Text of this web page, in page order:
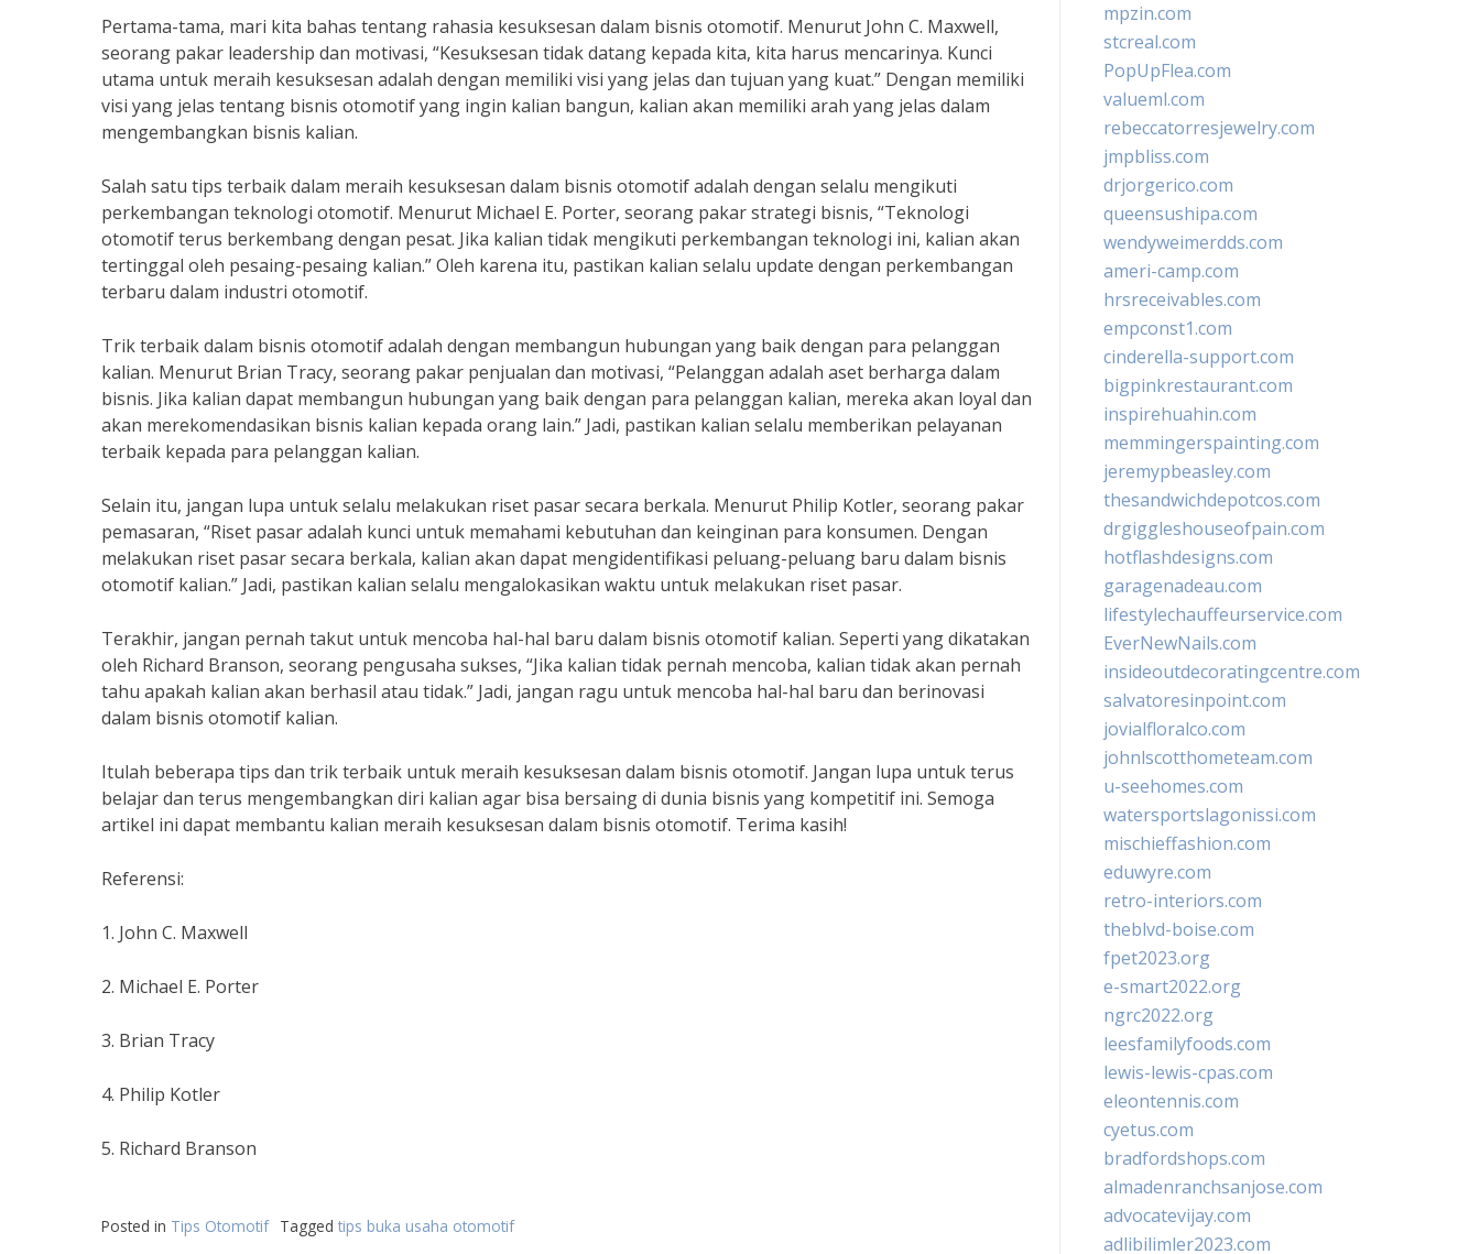
Pertama-tama, mari kita bahas tentang rahasia kesuksesan dalam bisnis otomotif. Menurut John C. Maxwell,
seorang pakar leadership dan motivasi, “Kesuksesan tidak datang kepada kita, kita harus mencarinya. Kunci
utama untuk meraih kesuksesan adalah dengan memiliki visi yang jelas dan tujuan yang kuat.” Dengan memiliki
visi yang jelas tentang bisnis otomotif yang ingin kalian bangun, kalian akan memiliki arah yang jelas dalam
mengembangkan bisnis kalian.
Salah satu tips terbaik dalam meraih kesuksesan dalam bisnis otomotif adalah dengan selalu mengikuti
perkembangan teknologi otomotif. Menurut Michael E. Porter, seorang pakar strategi bisnis, “Teknologi
otomotif terus berkembang dengan pesat. Jika kalian tidak mengikuti perkembangan teknologi ini, kalian akan
tertinggal oleh pesaing-pesaing kalian.” Oleh karena itu, pastikan kalian selalu update dengan perkembangan
terbaru dalam industri otomotif.
Trik terbaik dalam bisnis otomotif adalah dengan membangun hubungan yang baik dengan para pelanggan
kalian. Menurut Brian Tracy, seorang pakar penjualan dan motivasi, “Pelanggan adalah aset berharga dalam
bisnis. Jika kalian dapat membangun hubungan yang baik dengan para pelanggan kalian, mereka akan loyal dan
akan merekomendasikan bisnis kalian kepada orang lain.” Jadi, pastikan kalian selalu memberikan pelayanan
terbaik kepada para pelanggan kalian.
Selain itu, jangan lupa untuk selalu melakukan riset pasar secara berkala. Menurut Philip Kotler, seorang pakar
pemasaran, “Riset pasar adalah kunci untuk memahami kebutuhan dan keinginan para konsumen. Dengan
melakukan riset pasar secara berkala, kalian akan dapat mengidentifikasi peluang-peluang baru dalam bisnis
otomotif kalian.” Jadi, pastikan kalian selalu mengalokasikan waktu untuk melakukan riset pasar.
Terakhir, jangan pernah takut untuk mencoba hal-hal baru dalam bisnis otomotif kalian. Seperti yang dikatakan
oleh Richard Branson, seorang pengusaha sukses, “Jika kalian tidak pernah mencoba, kalian tidak akan pernah
tahu apakah kalian akan berhasil atau tidak.” Jadi, jangan ragu untuk mencoba hal-hal baru dan berinovasi
dalam bisnis otomotif kalian.
Itulah beberapa tips dan trik terbaik untuk meraih kesuksesan dalam bisnis otomotif. Jangan lupa untuk terus
belajar dan terus mengembangkan diri kalian agar bisa bersaing di dunia bisnis yang kompetitif ini. Semoga
artikel ini dapat membantu kalian meraih kesuksesan dalam bisnis otomotif. Terima kasih!
Referensi:
1. John C. Maxwell
2. Michael E. Porter
3. Brian Tracy
4. Philip Kotler
5. Richard Branson
Posted in Tips Otomotif Tagged tips buka usaha otomotif
mpzin.com
stcreal.com
PopUpFlea.com
valueml.com
rebeccatorresjewelry.com
jmpbliss.com
drjorgerico.com
queensushipa.com
wendyweimerdds.com
ameri-camp.com
hrsreceivables.com
empconst1.com
cinderella-support.com
bigpinkrestaurant.com
inspirehuahin.com
memmingerspainting.com
jeremypbeasley.com
thesandwichdepotcos.com
drgiggleshouseofpain.com
hotflashdesigns.com
garagenadeau.com
lifestylechauffeurservice.com
EverNewNails.com
insideoutdecoratingcentre.com
salvatoresinpoint.com
jovialfloralco.com
johnlscotthometeam.com
u-seehomes.com
watersportslagonissi.com
mischieffashion.com
eduwyre.com
retro-interiors.com
theblvd-boise.com
fpet2023.org
e-smart2022.org
ngrc2022.org
leesfamilyfoods.com
lewis-lewis-cpas.com
eleontennis.com
cyetus.com
bradfordshops.com
almadenranchsanjose.com
advocatevijay.com
adlibilimler2023.com